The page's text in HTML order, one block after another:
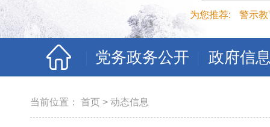
为您推荐: 警示教
党务政务公开 政府信
当前位置： 首页 > 动态信息